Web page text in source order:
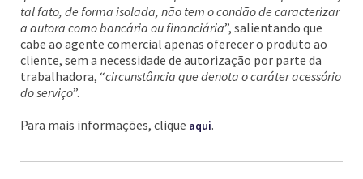
tal fato, de forma isolada, não tem o condão de caracterizar
a autora como bancária ou financiária”, salientando que
cabe ao agente comercial apenas oferecer o produto ao
cliente, sem a necessidade de autorização por parte da
trabalhadora, “circunstância que denota o caráter acessório
do serviço”.
Para mais informações, clique aqui.